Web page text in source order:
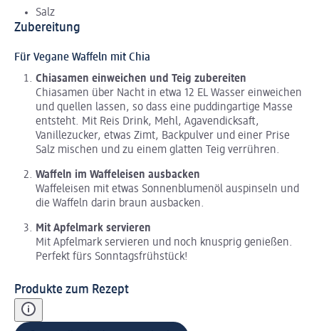
Salz
Zubereitung
Für Vegane Waffeln mit Chia
Chiasamen einweichen und Teig zubereiten
Chiasamen über Nacht in etwa 12 EL Wasser einweichen
und quellen lassen, so dass eine puddingartige Masse
entsteht. Mit Reis Drink, Mehl, Agavendicksaft,
Vanillezucker, etwas Zimt, Backpulver und einer Prise
Salz mischen und zu einem glatten Teig verrühren.
Waffeln im Waffeleisen ausbacken
Waffeleisen mit etwas Sonnenblumenöl auspinseln und
die Waffeln darin braun ausbacken.
Mit Apfelmark servieren
Mit Apfelmark servieren und noch knusprig genießen.
Perfekt fürs Sonntagsfrühstück!
Produkte zum Rezept